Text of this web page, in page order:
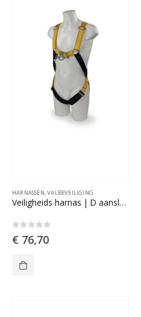
HARNASSEN,VALBEVEILIGING
Veiligheids harnas | D aansluiting voor & achterzijde
€ 76,70